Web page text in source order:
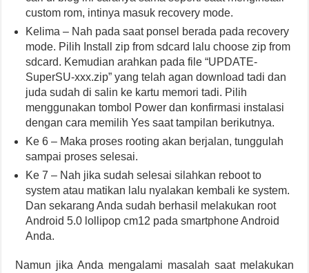
custom rom, intinya masuk recovery mode.
Kelima – Nah pada saat ponsel berada pada recovery
mode. Pilih Install zip from sdcard lalu choose zip from
sdcard. Kemudian arahkan pada file “UPDATE-
SuperSU-xxx.zip” yang telah agan download tadi dan
juda sudah di salin ke kartu memori tadi. Pilih
menggunakan tombol Power dan konfirmasi instalasi
dengan cara memilih Yes saat tampilan berikutnya.
Ke 6 – Maka proses rooting akan berjalan, tunggulah
sampai proses selesai.
Ke 7 – Nah jika sudah selesai silahkan reboot to
system atau matikan lalu nyalakan kembali ke system.
Dan sekarang Anda sudah berhasil melakukan root
Android 5.0 lollipop cm12 pada smartphone Android
Anda.
Namun jika Anda mengalami masalah saat melakukan